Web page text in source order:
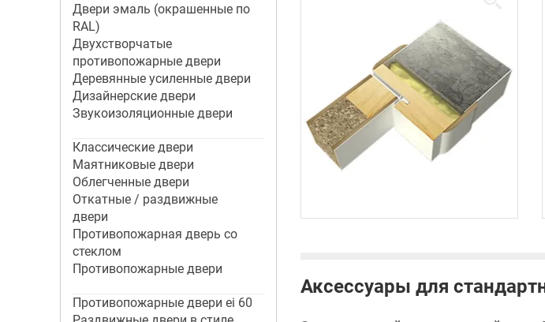
Двери эмаль (окрашенные по
RAL)
Двухстворчатые
противопожарные двери
Деревянные усиленные двери
Дизайнерские двери
Звукоизоляционные двери
Классические двери
Маятниковые двери
Облегченные двери
Откатные / раздвижные
двери
Противопожарная дверь со
стеклом
Противопожарные двери
Противопожарные двери ei 60
Аксессуары для